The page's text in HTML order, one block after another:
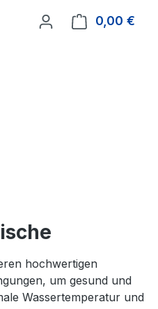
0,00 €
hochwertigen
um gesund und
Wassertemperatur und